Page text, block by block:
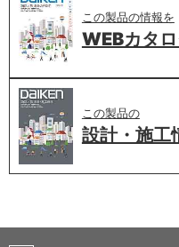
この製品の情報を
WEBカタ
この製品の
設計・施工